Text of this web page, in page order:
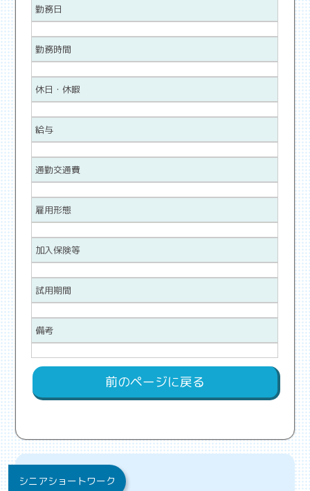
勤務日
勤務時間
休日・休暇
給与
通勤交通費
雇用形態
加入保険等
試用期間
備考
前のページに戻る
シニアショートワーク